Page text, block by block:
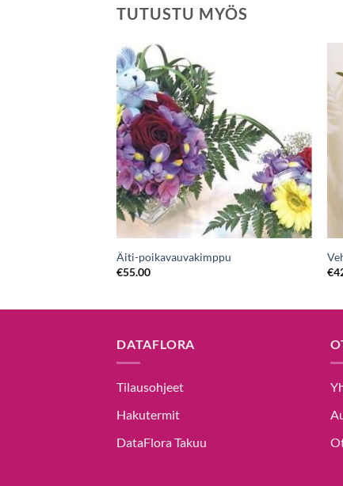
TUTUSTU MYÖS
Äiti-poikavauvakimppu
€55.00
€
DATAFLORA
Tilausohjeet
Hakutermit
DataFlora Takuu